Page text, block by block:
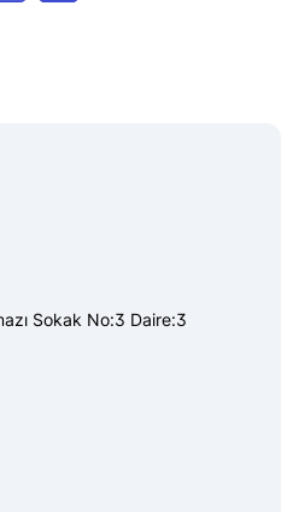
Sokak No:3 Daire:3